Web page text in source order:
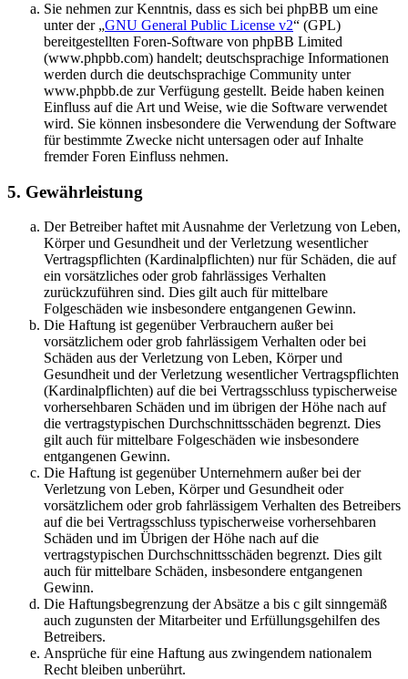
Sie nehmen zur Kenntnis, dass es sich bei phpBB um eine
unter der „GNU General Public License v2“ (GPL)
bereitgestellten Foren-Software von phpBB Limited
(www.phpbb.com) handelt; deutschsprachige Informationen
werden durch die deutschsprachige Community unter
www.phpbb.de zur Verfügung gestellt. Beide haben keinen
Einfluss auf die Art und Weise, wie die Software verwendet
wird. Sie können insbesondere die Verwendung der Software
für bestimmte Zwecke nicht untersagen oder auf Inhalte
fremder Foren Einfluss nehmen.
5. Gewährleistung
Der Betreiber haftet mit Ausnahme der Verletzung von Leben,
Körper und Gesundheit und der Verletzung wesentlicher
Vertragspflichten (Kardinalpflichten) nur für Schäden, die auf
ein vorsätzliches oder grob fahrlässiges Verhalten
zurückzuführen sind. Dies gilt auch für mittelbare
Folgeschäden wie insbesondere entgangenen Gewinn.
Die Haftung ist gegenüber Verbrauchern außer bei
vorsätzlichem oder grob fahrlässigem Verhalten oder bei
Schäden aus der Verletzung von Leben, Körper und
Gesundheit und der Verletzung wesentlicher Vertragspflichten
(Kardinalpflichten) auf die bei Vertragsschluss typischerweise
vorhersehbaren Schäden und im übrigen der Höhe nach auf
die vertragstypischen Durchschnittsschäden begrenzt. Dies
gilt auch für mittelbare Folgeschäden wie insbesondere
entgangenen Gewinn.
Die Haftung ist gegenüber Unternehmern außer bei der
Verletzung von Leben, Körper und Gesundheit oder
vorsätzlichem oder grob fahrlässigem Verhalten des Betreibers
auf die bei Vertragsschluss typischerweise vorhersehbaren
Schäden und im Übrigen der Höhe nach auf die
vertragstypischen Durchschnittsschäden begrenzt. Dies gilt
auch für mittelbare Schäden, insbesondere entgangenen
Gewinn.
Die Haftungsbegrenzung der Absätze a bis c gilt sinngemäß
auch zugunsten der Mitarbeiter und Erfüllungsgehilfen des
Betreibers.
Ansprüche für eine Haftung aus zwingendem nationalem
Recht bleiben unberührt.